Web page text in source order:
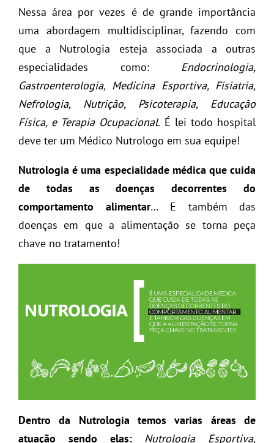
Nessa área por vezes é de grande importância
uma abordagem multidisciplinar, fazendo com
que a Nutrologia esteja associada a outras
especialidades como: Endocrinologia,
Gastroenterologia, Medicina Esportiva, Fisiatria,
Nefrologia, Nutrição, Psicoterapia, Educação
Física, e Terapia Ocupacional. É lei todo hospital
deve ter um Médico Nutrologo em sua equipe!
Nutrologia é uma especialidade médica que cuida
de todas as doenças decorrentes do
comportamento alimentar… E também das
doenças em que a alimentação se torna peça
chave no tratamento!
Dentro da Nutrologia temos varias áreas de
atuação sendo elas:
Nutrologia Esportiva,